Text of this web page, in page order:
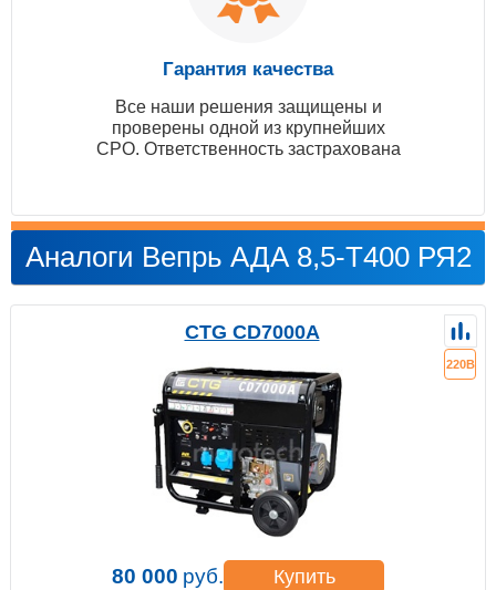
Гарантия качества
Все наши решения защищены и
проверены одной из крупнейших
СРО. Ответственность застрахована
Аналоги Вепрь АДА 8,5-Т400 РЯ2
CTG CD7000A
220В
80 000 руб. Купить